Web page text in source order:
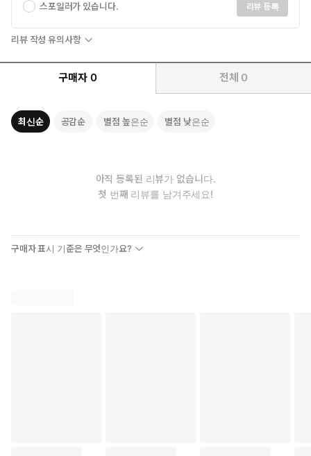
스포일러가 있습니다. 리뷰 등록
리뷰 작성 유의사항
구매자 0 전체 0
최신순 공감순 별점 높은순 별점 낮은순
아직 등록된 리뷰가 없습니다.
첫 번째 리뷰를 남겨주세요!
구매자 표시 기준은 무엇인가요?